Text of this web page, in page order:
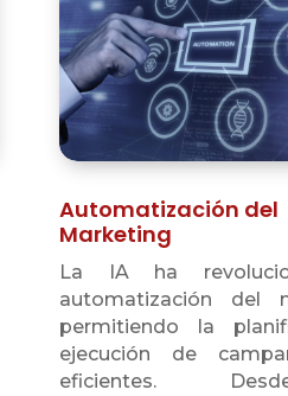
Automatización del
Marketing
La IA ha
automatización del
permitiendo la
ejecución de
eficientes.